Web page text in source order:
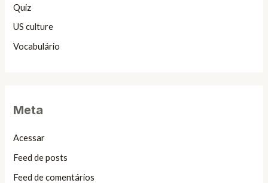
Quiz
US culture
Vocabulário
Meta
Acessar
Feed de posts
Feed de comentários